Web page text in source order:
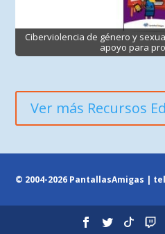
Ciberviolencia de género y
apoyo para
Ver más Recursos
© 2004-2026 PantallasAmigas |